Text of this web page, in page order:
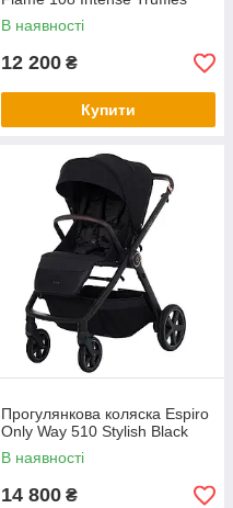
В наявності
12 200 ₴
Купити
Прогулянкова коляска Espiro
Only Way 510 Stylish Black
В наявності
14 800 ₴